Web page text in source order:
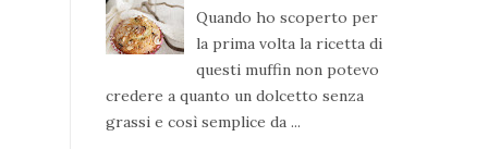
Quando ho scoperto per
la prima volta la ricetta di
questi muffin non potevo
credere a quanto un dolcetto senza
grassi e così semplice da ...